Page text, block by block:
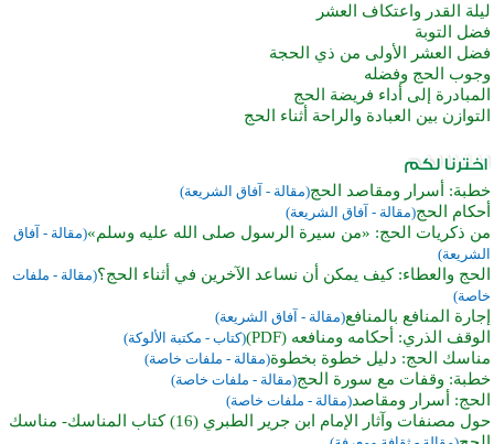
ليلة القدر واعتكاف العشر
فضل التوبة
فضل العشر الأولى من ذي الحجة
وجوب الحج وفضله
المبادرة إلى أداء فريضة الحج
التوازن بين العبادة والراحة أثناء الحج
خطبة: أسرار ومقاصد الحج(مقالة - آفاق الشريعة)
أحكام الحج(مقالة - آفاق الشريعة)
من ذكريات الحج: «من سيرة الرسول صلى الله عليه وسلم»(مقالة - آفاق
الشريعة)
الحج والعطاء: كيف يمكن أن نساعد الآخرين في أثناء الحج؟(مقالة - ملفات
خاصة)
إجارة المنافع بالمنافع(مقالة - آفاق الشريعة)
الوقف الذري: أحكامه ومنافعه (PDF) (كتاب - مكتبة الألوكة)
مناسك الحج: دليل خطوة بخطوة(مقالة - ملفات خاصة)
خطبة: وقفات مع سورة الحج(مقالة - ملفات خاصة)
الحج: أسرار ومقاصد(مقالة - ملفات خاصة)
حول مصنفات وآثار الإمام ابن جرير الطبري (16) كتاب المناسك- مناسك